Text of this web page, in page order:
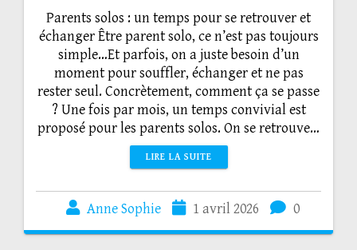
Parents solos : un temps pour se retrouver et
échanger Être parent solo, ce n’est pas toujours
simple…Et parfois, on a juste besoin d’un
moment pour souffler, échanger et ne pas
rester seul. Concrètement, comment ça se passe
? Une fois par mois, un temps convivial est
proposé pour les parents solos. On se retrouve…
LIRE LA SUITE
Anne Sophie 1 avril 2026 0